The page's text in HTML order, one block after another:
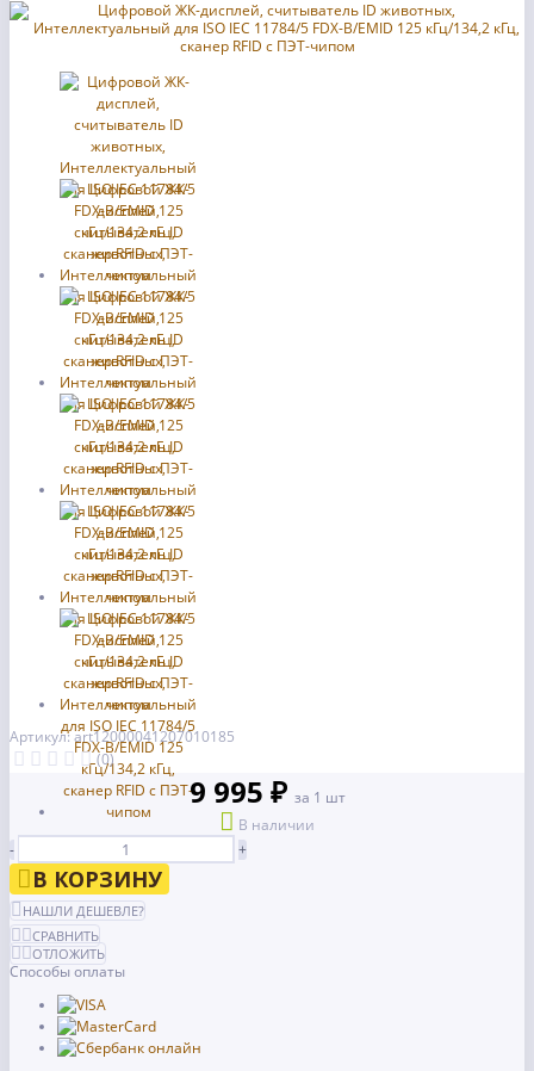
Артикул: art12000041207010185
(0)
9 995 ₽ за 1 шт
В наличии
-
+
В КОРЗИНУ
НАШЛИ ДЕШЕВЛЕ?
СРАВНИТЬ
ОТЛОЖИТЬ
Способы оплаты